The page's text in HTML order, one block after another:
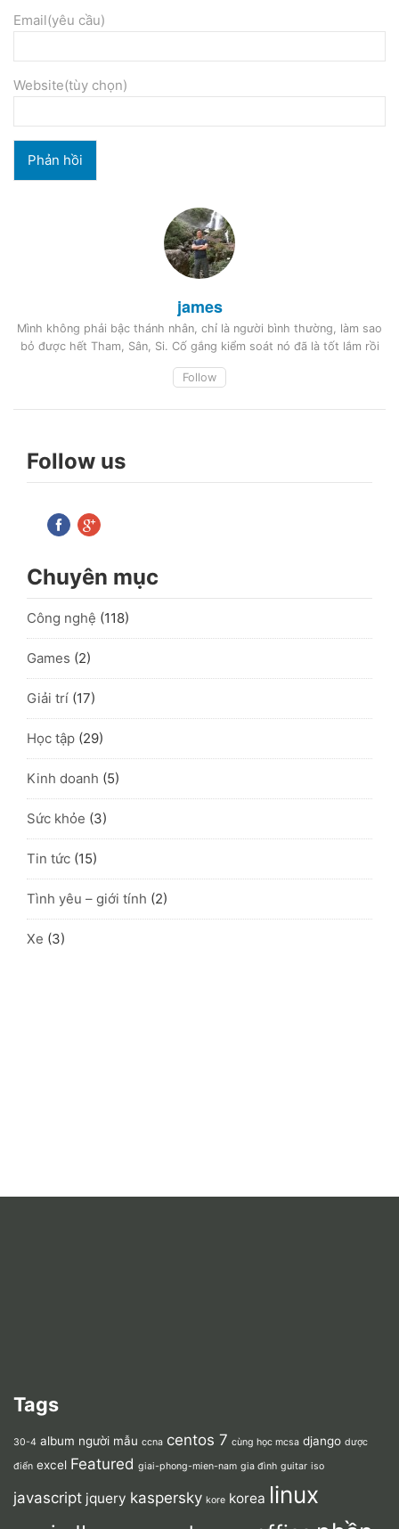
Email(yêu cầu)
Website(tùy chọn)
james
Mình không phải bậc thánh nhân, chỉ là người bình thường, làm sao
bỏ được hết Tham, Sân, Si. Cố gắng kiểm soát nó đã là tốt lắm rồi
Follow
Follow us
Chuyên mục
Công nghệ (118)
Games (2)
Giải trí (17)
Học tập (29)
Kinh doanh (5)
Sức khỏe (3)
Tin tức (15)
Tình yêu – giới tính (2)
Xe (3)
Tags
30-4 album người mẫu ccna centos 7 cùng học mcsa django dược
điển excel Featured giai-phong-mien-nam gia đình guitar iso
javascript jquery kaspersky kore korea linux